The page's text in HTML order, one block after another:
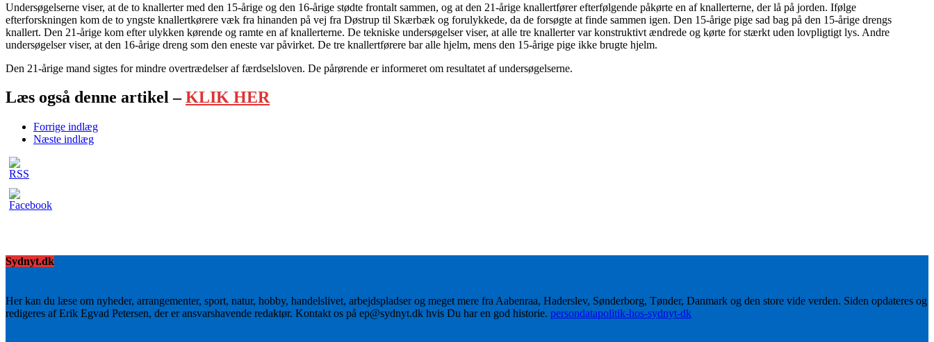
Undersøgelserne viser, at de to knallerter med den 15-årige og den 16-årige stødte frontalt sammen, og at den 21-årige knallertfører efterfølgende påkørte en af knallerterne, der lå på jorden. Ifølge
efterforskningen kom de to yngste knallertkørere væk fra hinanden på vej fra Døstrup til Skærbæk og forulykkede, da de forsøgte at finde sammen igen. Den 15-årige pige sad bag på den 15-årige drengs
knallert. Den 21-årige kom efter ulykken kørende og ramte en af knallerterne. De tekniske undersøgelser viser, at alle tre knallerter var konstruktivt ændrede og kørte for stærkt uden lovpligtigt lys. Andre
undersøgelser viser, at den 16-årige dreng som den eneste var påvirket. De tre knallertførere bar alle hjelm, mens den 15-årige pige ikke brugte hjelm.
Den 21-årige mand sigtes for mindre overtrædelser af færdselsloven. De pårørende er informeret om resultatet af undersøgelserne.
Læs også denne artikel –KLIK HER
Forrige indlæg
Næste indlæg
Sydnyt.dk
Her kan du læse om nyheder, arrangementer, sport, natur, hobby, handelslivet, arbejdspladser og meget mere fra Aabenraa, Haderslev, Sønderborg, Tønder, Danmark og den store vide verden. Siden opdateres og
redigeres af Erik Egvad Petersen, der er ansvarshavende redaktør. Kontakt os på ep@sydnyt.dk hvis Du har en god historie. persondatapolitik-hos-sydnyt-dk